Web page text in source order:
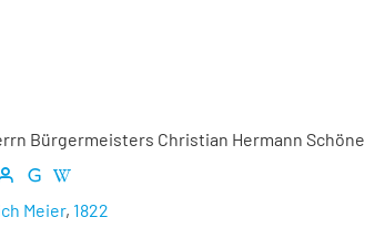
Bürgermeisters Christian Hermann Schöne
Meier, 1822